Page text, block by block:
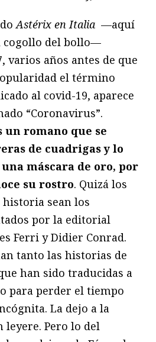
Astérix en Italia —aquí
cogollo del bollo—
varios años antes de que
el término
al covid-19, aparece
“Coronavirus”.
un romano que se
de cuadrigas y lo
máscara de oro, por
su rostro. Quizá los
historia sean los
por la editorial
Ferri y Didier Conrad.
tanto las historias de
han sido traducidas a
para perder el tiempo
La dejo a la
leyere. Pero lo del